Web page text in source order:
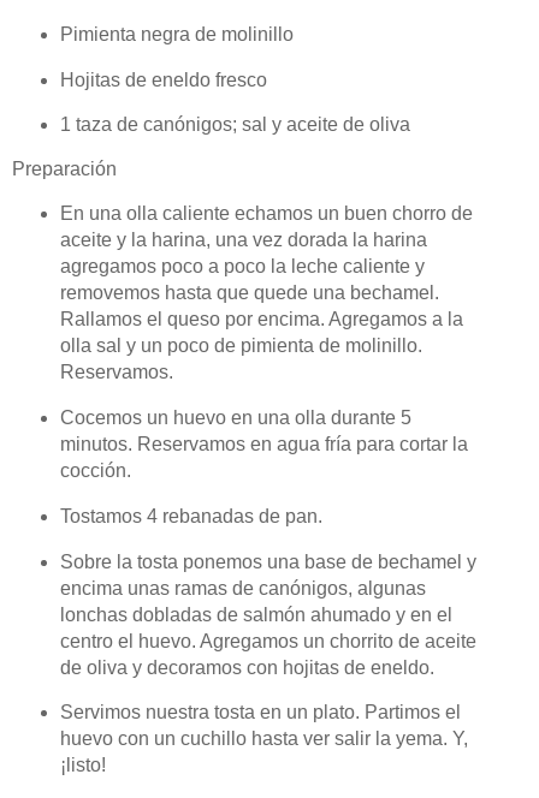
Pimienta negra de molinillo
Hojitas de eneldo fresco
1 taza de canónigos; sal y aceite de oliva
Preparación
En una olla caliente echamos un buen chorro de
aceite y la harina, una vez dorada la harina
agregamos poco a poco la leche caliente y
removemos hasta que quede una bechamel.
Rallamos el queso por encima. Agregamos a la
olla sal y un poco de pimienta de molinillo.
Reservamos.
Cocemos un huevo en una olla durante 5
minutos. Reservamos en agua fría para cortar la
cocción.
Tostamos 4 rebanadas de pan.
Sobre la tosta ponemos una base de bechamel y
encima unas ramas de canónigos, algunas
lonchas dobladas de salmón ahumado y en el
centro el huevo. Agregamos un chorrito de aceite
de oliva y decoramos con hojitas de eneldo.
Servimos nuestra tosta en un plato. Partimos el
huevo con un cuchillo hasta ver salir la yema. Y,
¡listo!